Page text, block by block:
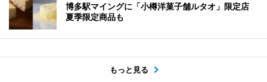
博多駅マイングに「小樽洋菓子舗ルタオ」限定店
夏季限定商品も
もっと見る